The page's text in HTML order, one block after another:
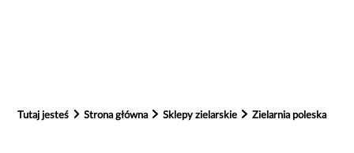
Tutaj jesteś Strona główna Sklepy zielarskie Zielarnia poleska